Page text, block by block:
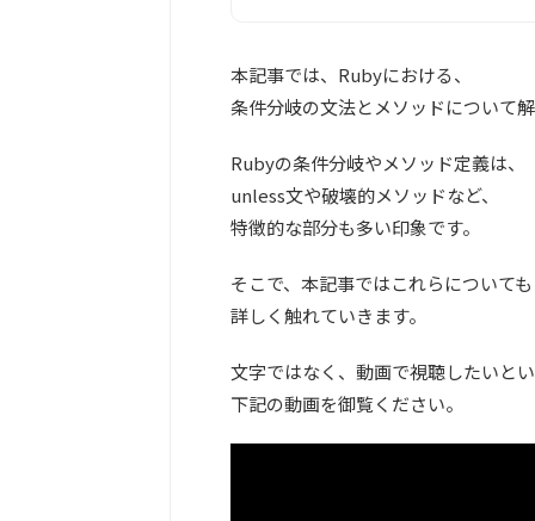
本記事では、Rubyにおける、
条件分岐の文法とメソッドについて
Rubyの条件分岐やメソッド定義は、
unless文や破壊的メソッドなど、
特徴的な部分も多い印象です。
そこで、本記事ではこれらについても
詳しく触れていきます。
文字ではなく、動画で視聴したいと
下記の動画を御覧ください。